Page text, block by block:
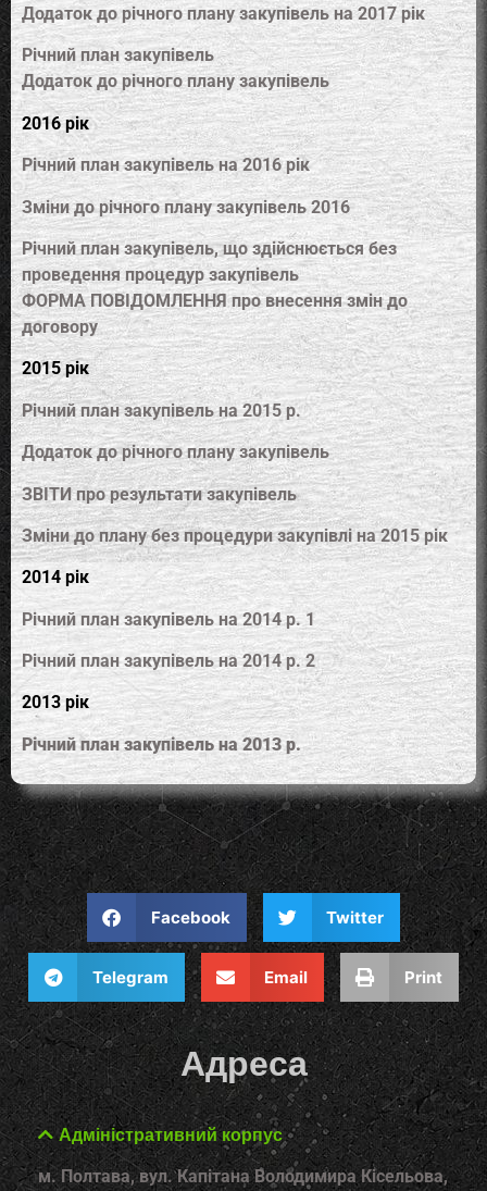
Додаток до річного плану закупівель на 2017 рік
Річний план закупівель
Додаток до річного плану закупівель
2016 рік
Річний план закупівель на 2016 рік
Зміни до річного плану закупівель 2016
Річний план закупівель, що здійснюється без
проведення процедур закупівель
ФОРМА ПОВІДОМЛЕННЯ про внесення змін до
договору
2015 рік
Річний план закупівель на 2015 р.
Додаток до річного плану закупівель
ЗВІТИ про результати закупівель
Зміни до плану без процедури закупівлі на 2015 рік
2014 рік
Річний план закупівель на 2014 р. 1
Річний план закупівель на 2014 р. 2
2013 рік
Річний план закупівель на 2013 р.
Facebook Twitter
Telegram Email Print
Адреса
Адміністративний корпус
м. Полтава, вул. Капітана Володимира Кісельова,